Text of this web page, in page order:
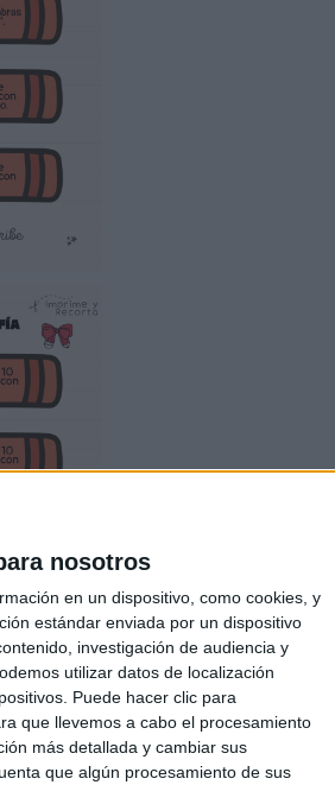
nosotros
en un dispositivo, como cookies, y
estándar enviada por un dispositivo
investigación de audiencia y
utilizar datos de localización
Puede hacer clic para
que llevemos a cabo el procesamiento
más detallada y cambiar sus
que algún procesamiento de sus